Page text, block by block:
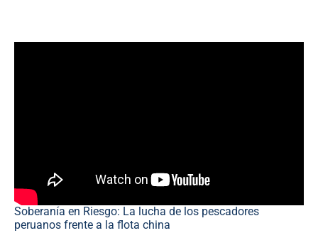
Soberanía en Riesgo: La lucha de los pescadores
peruanos frente a la flota china